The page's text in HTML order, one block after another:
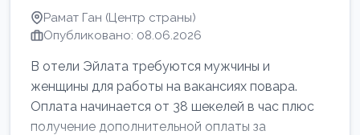
Рамат Ган (Центр страны)
Опубликовано: 08.06.2026
В отели Эйлата требуются мужчины и
женщины для работы на вакансиях повара.
Оплата начинается от 38 шекелей в час плюс
получение дополнительной оплаты за